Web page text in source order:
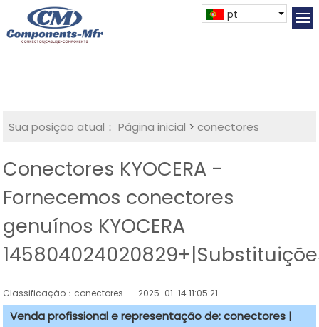
pt
Sua posição atual： Página inicial >conectores
Conectores KYOCERA -
Fornecemos conectores
genuínos KYOCERA
Classificação：conectores 2025-01-14 11:05:21
Venda profissional e representação de: conectores |